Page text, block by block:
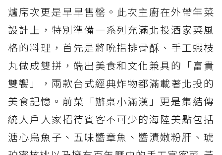
爐席次更是早早售罄。此次主廚在外帶年菜
設計上，特別準備一系列充滿北投酒家菜風
格的料理，首先是將吮指排骨酥、手工蝦枝
丸做成雙拼，端出美食和文化兼具的「富貴
雙饗」，兩款台式經典炸物都滿載著北投的
美食記憶。前菜「辦桌小滿漢」更是集結傳
統大戶人家招待賓客不可少的海陸美點包括
溏心烏魚子、五味醬章魚、醬漬嫩粉肝、琥